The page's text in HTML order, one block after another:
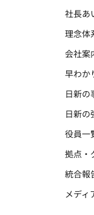
社長あ
理念体
会社案
早わか
日新の
日新の
役員一
拠点・
統合報
メディ